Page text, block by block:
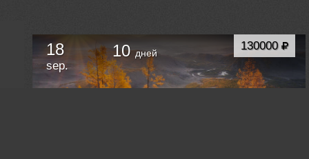
130000
18
sep.
10дней